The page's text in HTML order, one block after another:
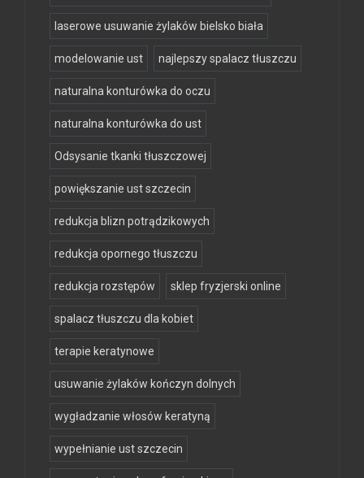
laserowe usuwanie żylaków bielsko biała
modelowanie ust najlepszy spalacz tłuszczu
naturalna konturówka do oczu
naturalna konturówka do ust
Odsysanie tkanki tłuszczowej
powiększanie ust szczecin
redukcja blizn potrądzikowych
redukcja opornego tłuszczu
redukcja rozstępów sklep fryzjerski online
spalacz tłuszczu dla kobiet
terapie keratynowe
usuwanie żylaków kończyn dolnych
wygładzanie włosów keratyną
wypełnianie ust szczecin